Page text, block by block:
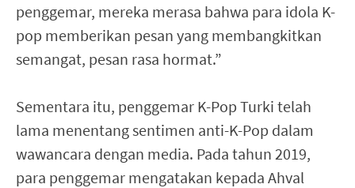
penggemar, mereka merasa bahwa para idola K-
pop memberikan pesan yang membangkitkan
semangat, pesan rasa hormat.”
Sementara itu, penggemar K-Pop Turki telah
lama menentang sentimen anti-K-Pop dalam
wawancara dengan media. Pada tahun 2019,
para penggemar mengatakan kepada Ahval